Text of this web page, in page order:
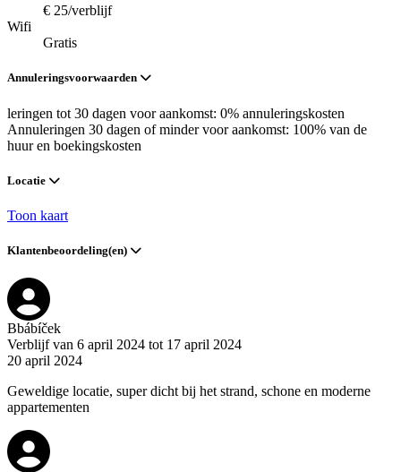
€ 25/verblijf
Wifi
Gratis
Annuleringsvoorwaarden
leringen tot 30 dagen voor aankomst: 0% annuleringskosten
Annuleringen 30 dagen of minder voor aankomst: 100% van de
huur en boekingskosten
Locatie
Toon kaart
Klantenbeoordeling(en)
Bbábíček
Verblijf van 6 april 2024 tot 17 april 2024
20 april 2024
Geweldige locatie, super dicht bij het strand, schone en moderne
appartementen